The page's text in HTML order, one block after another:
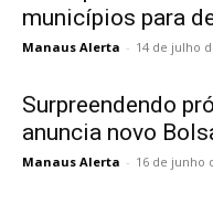
municípios para
Manaus Alerta - 14 de julho
Surpreendendo
anuncia novo
Manaus Alerta - 16 de junho